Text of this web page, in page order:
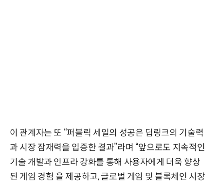
이 관계자는 또 “퍼블릭 세일의 성공은 딥링크의 기술력
과 시장 잠재력을 입증한 결과”라며 “앞으로도 지속적인
기술 개발과 인프라 강화를 통해 사용자에게 더욱 향상
된 게임 경험 을 제공하고, 글로벌 게임 및 블록체인 시장